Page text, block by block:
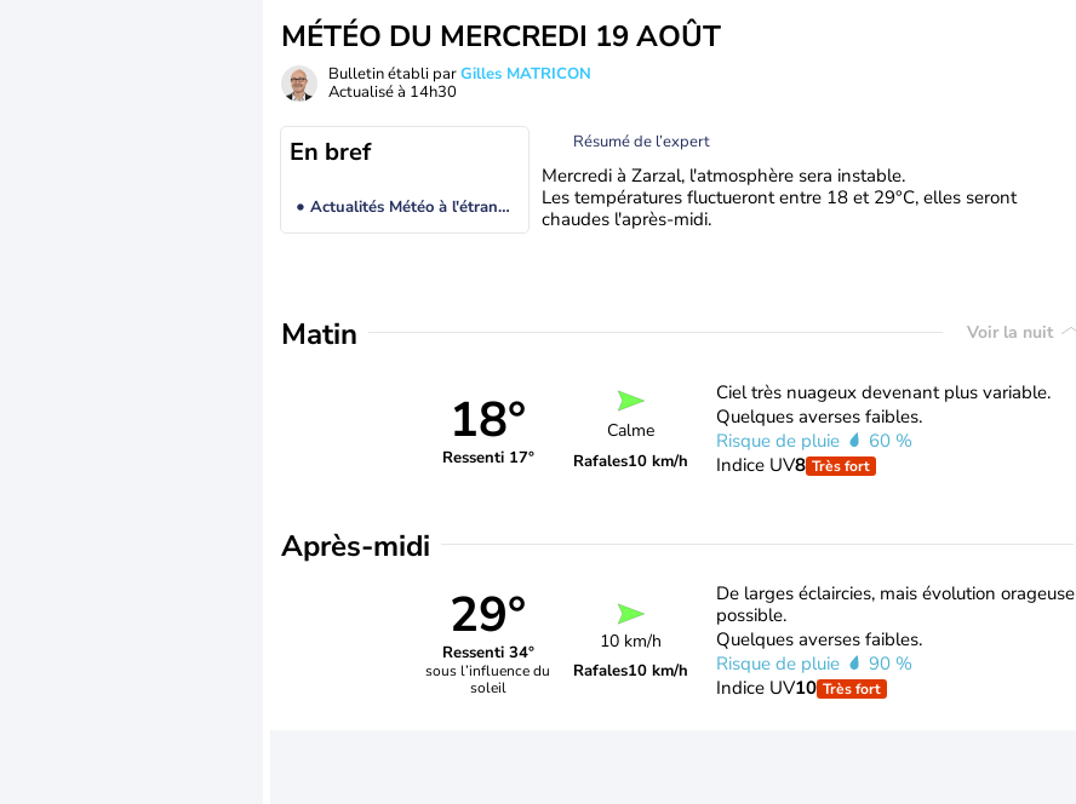
MÉTÉO DU MERCREDI 19 AOÛT
Bulletin établi parGilles MATRICON
Actualisé à 14h30
En bref
Actualités Météo à l'étranger
Résumé de l’expert
Mercredi à Zarzal, l'atmosphère sera instable.
Les températures fluctueront entre 18 et 29°C, elles seront
chaudes l'après-midi.
Matin Voir la nuit
18°
Ressenti 17°
Calme
Rafales10 km/h
Ciel très nuageux devenant plus variable.
Quelques averses faibles.
Risque de pluie
60 %
Indice UV8 Très fort
Après-midi
29°
Ressenti 34°
sous l’influence du
soleil
10 km/h
Rafales10 km/h
De larges éclaircies, mais évolution orageuse
possible.
Quelques averses faibles.
Risque de pluie
90 %
Indice UV10 Très fort